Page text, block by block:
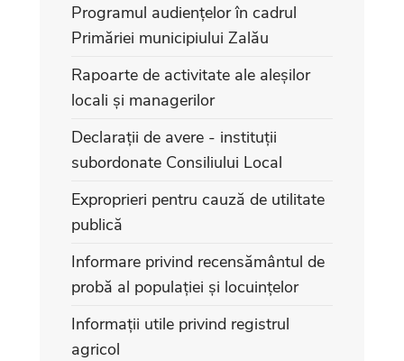
Programul audiențelor în cadrul
Primăriei municipiului Zalău
Rapoarte de activitate ale aleșilor
locali și managerilor
Declarații de avere - instituții
subordonate Consiliului Local
Exproprieri pentru cauză de utilitate
publică
Informare privind recensământul de
probă al populației și locuințelor
Informații utile privind registrul
agricol